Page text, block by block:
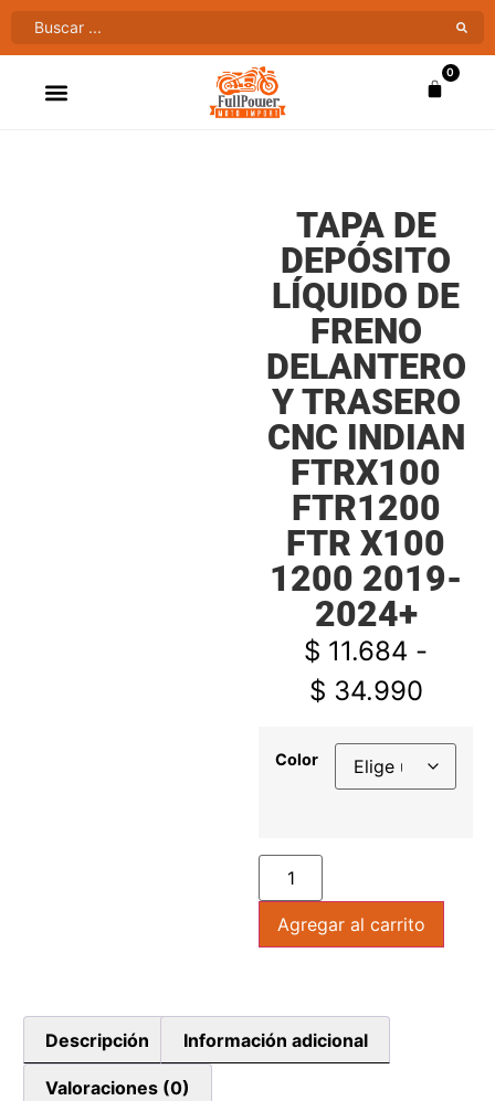
0
TAPA DE
DEPÓSITO
LÍQUIDO DE
FRENO
DELANTERO
Y TRASERO
CNC INDIAN
FTRX100
FTR1200
FTR X100
1200 2019-
2024+
$ 11.684 -
$ 34.990
Color
Agregar al carrito
Descripción Información adicional
Valoraciones (0)